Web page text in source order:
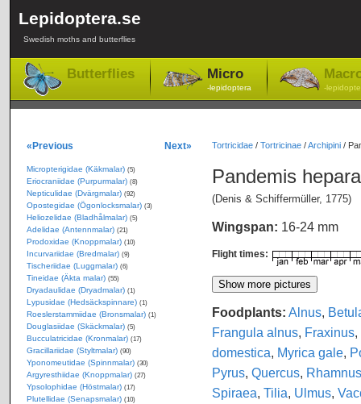
Lepidoptera.se
Swedish moths and butterflies
Butterflies Micro
-lepidoptera -
Tortricidae/ Tortricinae/Archipini/
Pandemis
(Denis & Schiffermüller, 1775)
Wingspan: 16-24 mm
Flight times:
Foodplants: Alnus,
Frangula alnus, Fraxinus,
domestica, Myrica gale,
Pyrus, Quercus, Rhamnus
Spiraea, Tilia, Ulmus,
«Previous Next»
Micropterigidae (Käkmalar) (5)
Eriocraniidae (Purpurmalar) (8)
Nepticulidae (Dvärgmalar) (92)
Opostegidae (Ögonlocksmalar) (3)
Heliozelidae (Bladhålmalar) (5)
Adelidae (Antennmalar) (21)
Prodoxidae (Knoppmalar) (10)
Incurvariidae (Bredmalar) (9)
Tischeriidae (Luggmalar) (6)
Tineidae (Äkta malar) (55)
Dryadaulidae (Dryadmalar) (1)
Lypusidae (Hedsäckspinnare) (1)
Roeslerstammiidae (Bronsmalar) (1)
Douglasiidae (Skäckmalar) (5)
Bucculatricidae (Kronmalar) (17)
Gracillariidae (Styltmalar) (90)
Yponomeutidae (Spinnmalar) (30)
Argyresthiidae (Knoppmalar) (27)
Ypsolophidae (Höstmalar) (17)
Plutellidae (Senapsmalar) (10)